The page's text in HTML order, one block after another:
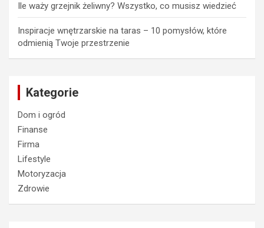
Ile waży grzejnik żeliwny? Wszystko, co musisz wiedzieć
Inspiracje wnętrzarskie na taras – 10 pomysłów, które
odmienią Twoje przestrzenie
Kategorie
Dom i ogród
Finanse
Firma
Lifestyle
Motoryzacja
Zdrowie